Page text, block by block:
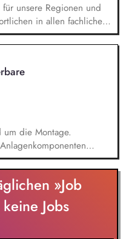
unsere Regionen und
in allen fachlichen
Sie in enger Abstimmung
Vertriebsstrategie
diese in wirksame
Sie optimieren
mit Blick auf
Sie erkennen
Sortimente und
die Montage.
(Photovoltaikanlagen,
Ladestationen für
der elektrischen
und Reparatur.
die Abnahme
»Job
Jobs